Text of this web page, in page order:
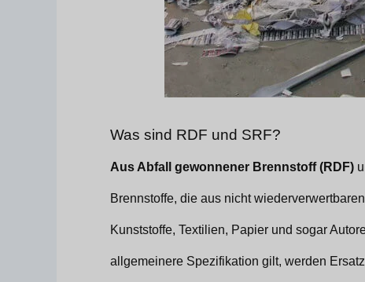
Was sind RDF und SRF?
Aus Abfall gewonnener Brennstoff (RDF)
Brennstoffe, die aus nicht
Kunststoffe, Textilien, Papier und sogar
allgemeinere Spezifikation gilt, werden